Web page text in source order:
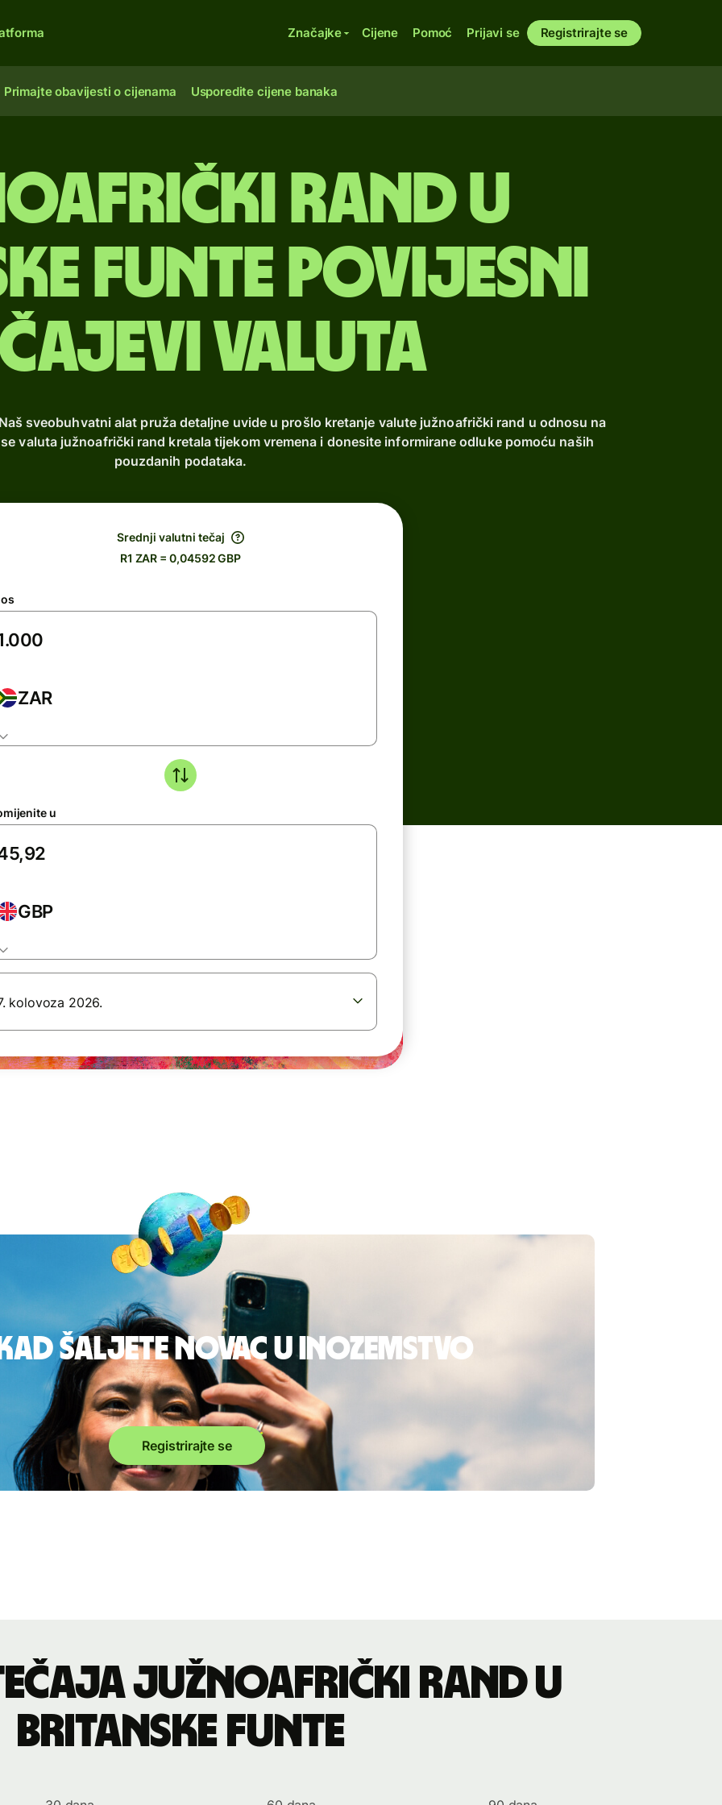
Značajke Cijene Pomoć Prijavi se Registrirajte se
Primajte obavijesti o cijenama Usporedite cijene banaka
rand u
funte Povijesni
valuta
sveobuhvatni alat pruža detaljne uvide u prošlo kretanje valute južnoafrički rand u odnosu na
valuta južnoafrički rand kretala tijekom vremena i donesite informirane odluke pomoću naših
pouzdanih podataka.
Srednji valutni tečaj
R1 ZAR = 0,04592 GBP
ZAR
u
GBP
kolovoza 2026.
šaljete novac u inozemstvo
Registrirajte se
južnoafrički rand u
britanske funte